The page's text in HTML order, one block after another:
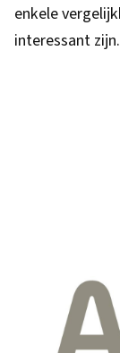
enkele
interessant zijn.